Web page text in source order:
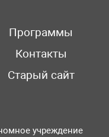
Программы
Контакты
Старый сайт
учреждение